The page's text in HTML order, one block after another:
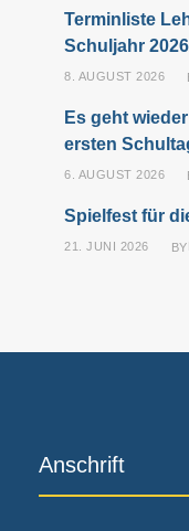
Terminliste
Schuljahr
8. AUGUST 2026
Es geht
ersten
6. AUGUST 2026
Spielfest für
21. JUNI 2026 BY
Anschrift